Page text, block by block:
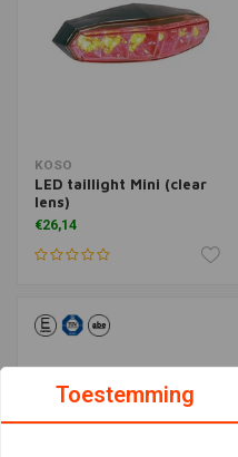
KOSO
LED taillight Mini (clear
lens)
€26,14
Toestemming